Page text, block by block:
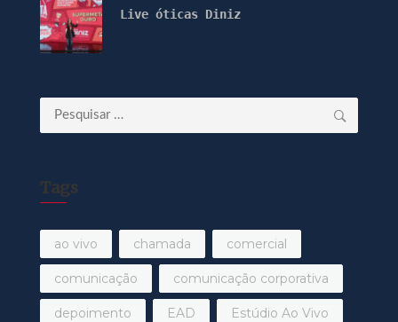
Live óticas Diniz
Pesquisar
por:
Tags
ao vivo chamada comercial
comunicação comunicação corporativa
depoimento EAD Estúdio Ao Vivo